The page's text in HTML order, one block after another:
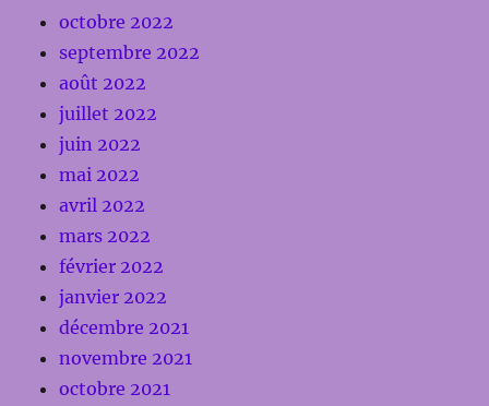
octobre 2022
septembre 2022
août 2022
juillet 2022
juin 2022
mai 2022
avril 2022
mars 2022
février 2022
janvier 2022
décembre 2021
novembre 2021
octobre 2021